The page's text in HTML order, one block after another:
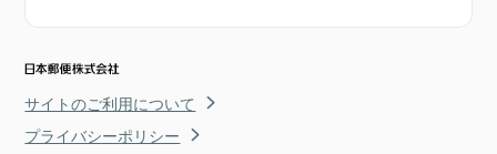
サイトのご利用について
プライバシーポリシー